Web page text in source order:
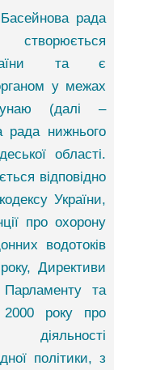
рада
та є
у межах
(далі –
рада нижнього
області.
відповідно
України,
про охорону
водотоків
Директиви
Парламенту та
року про
політики, з